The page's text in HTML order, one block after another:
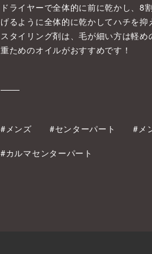
ドライヤーで全体的に前に乾かし、8
げるように全体的に乾かしてハチを抑
スタイリング剤は、毛が細い方は軽
重ためのオイルがおすすめです！
#メンズ #センターパート #メ
#カルマセンターパート